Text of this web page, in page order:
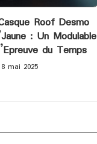
Roof Desmo
: Un Modulable
du Temps
mai 2025